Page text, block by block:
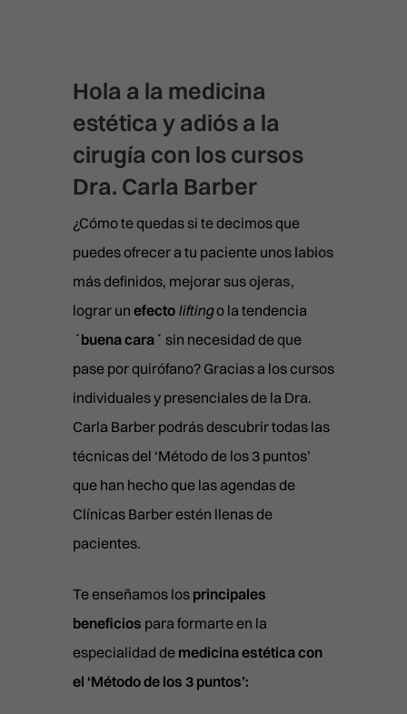
Hola a la medicina
estética y adiós a la
cirugía con los cursos
Dra. Carla Barber
¿Cómo te quedas si te decimos que
puedes ofrecer a tu paciente unos labios
más definidos, mejorar susojeras,
lograr un efecto liftingo la tendencia
´buena cara´ sin necesidad de que
pase por quirófano? Gracias a los cursos
individuales y presenciales de la Dra.
Carla Barber podrás descubrir todas las
técnicas del ‘Método de los 3 puntos’
que han hecho que las agendas de
Clínicas Barber estén llenas de
pacientes.
Te enseñamos los principales
beneficios para formarte en la
especialidad de medicina estética con
el ‘Método de los 3 puntos’:
FULL FACE
TRIÁNGULO INVERTIDO
BLANCHING (ARRUGAS)
BRUXISMO
CAT EYES
HYDRA BOOST
LABIOS
LÁSER RETEXTURING
MENTÓN CON ÁCIDO
PRP FACIAL
POLINUCLEÓTIDOS
MEDICINA ESTÉTICA CORPORAL
INTRALIPOTERAPIA
HIPERHIDROSIS
MESOTERAPIA
PICOLÁSER: ELIMINACIÓN DE
TATUAJES
PACK BLACK DIAMOND
BLACK DIAMOND
DERMAPEN
LÁSER SPLENDOR
LÁSER VESSEL
LÁSER Q-LIFT
RADIOFRECUENCIA FULL
RADIOFRECUENCIA LEGACY
APARATOLOGÍA CORPORAL
RADIOFRECUENCIA LEGACY
REJUVENECIMIENTO DE
CAVITACIÓN
PRESOTERAPIA
CAPILAR
TRICOLOGÍA Y PROTOCOLOS
EXOSOMAS
LLLT (LÁSER BAJA POTENCIA)
MESOTERAPIA Y VITAMINAS
PRP CAPILAR
PROTOCOLOS ESTÉTICOS
SKINIFICACIÓN CAPILAR
SKINIFICACIÓN CAPILAR PLUS
PACKS
PACK SPLENDOR
PACK LIFT
TARJETA REGALO
CONTACTO
LAS PALMAS
VALENCIA
BILBAO
PIDE TU CITA
ATENCIÓN AL PACIENTE
911 594 309
CLÍNICA EN MADRID
Joaquín Costa 24, 28006
911 21 24 27
info@clinicasbarber.com
911 21 24 27
CLÍNICA EN VALENCIA
Calle Císcar 66, bajo CP